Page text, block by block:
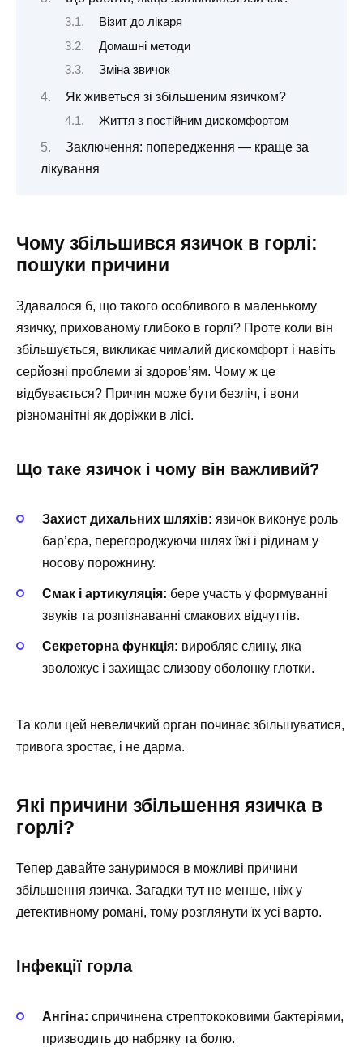
Візит до лікаря
Домашні методи
Зміна звичок
Як живеться зі збільшеним язичком?
Життя з постійним дискомфортом
Заключення: попередження — краще за
лікування
Чому збільшився язичок в горлі:
пошуки причини
Здавалося б, що такого особливого в маленькому
язичку, прихованому глибоко в горлі? Проте коли він
збільшується, викликає чималий дискомфорт і навіть
серйозні проблеми зі здоров’ям. Чому ж це
відбувається? Причин може бути безліч, і вони
різноманітні як доріжки в лісі.
Що таке язичок і чому він важливий?
Захист дихальних шляхів: язичок виконує роль
бар’єра, перегороджуючи шлях їжі і рідинам у
носову порожнину.
Смак і артикуляція: бере участь у формуванні
звуків та розпізнаванні смакових відчуттів.
Секреторна функція: виробляє слину, яка
зволожує і захищає слизову оболонку глотки.
Та коли цей невеличкий орган починає збільшуватися,
тривога зростає, і не дарма.
Які причини збільшення язичка в
горлі?
Тепер давайте зануримося в можливі причини
збільшення язичка. Загадки тут не менше, ніж у
детективному романі, тому розглянути їх усі варто.
Інфекції горла
Ангіна: спричинена стрептококовими бактеріями,
призводить до набряку та болю.